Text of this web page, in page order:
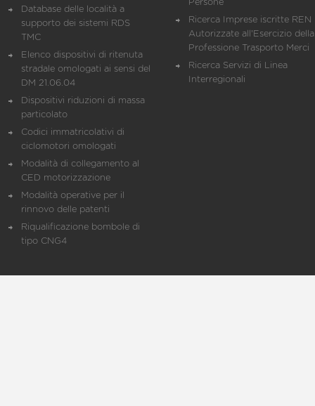
Database delle località a
supporto dei sistemi RDS
TMC
Elenco dispositivi di ritenuta
stradale omologati ai sensi del
DM 21.06.04
Dispositivi riduzioni di massa
particolato
Codici immatricolativi di
ciclomotori omologati
Modalità di collegamento al
CED motorizzazione
Modalità operative per il
rinnovo delle patenti
Riqualificazione bombole di
tipo CNG4
Persone
Ricerca Imprese iscritte REN
Autorizzate all'Esercizio della
Professione Trasporto Merci
Ricerca Servizi di Linea
Interregionali